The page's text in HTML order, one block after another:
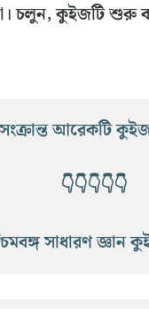
চলুন, কুইজটি শুরু
সংক্রান্ত আরেকটি
👇👇👇👇👇
সাধারণ জ্ঞান